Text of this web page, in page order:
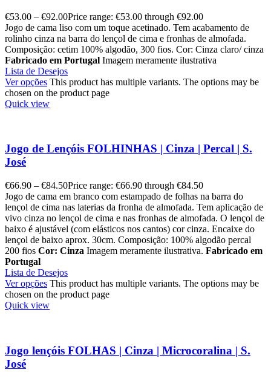
€53.00 – €92.00Price range: €53.00 through €92.00
Jogo de cama liso com um toque acetinado. Tem acabamento de
rolinho cinza na barra do lençol de cima e fronhas de almofada.
Composição: cetim 100% algodão, 300 fios. Cor: Cinza claro/ cinza
Fabricado em Portugal Imagem meramente ilustrativa
Lista de Desejos
Ver opções This product has multiple variants. The options may be
chosen on the product page
Quick view
Jogo de Lençóis FOLHINHAS | Cinza | Percal | S.
José
€66.90 – €84.50Price range: €66.90 through €84.50
Jogo de cama em branco com estampado de folhas na barra do
lençol de cima nas laterias da fronha de almofada. Tem aplicação de
vivo cinza no lençol de cima e nas fronhas de almofada. O lençol de
baixo é ajustável (com elásticos nos cantos) cor cinza. Encaixe do
lençol de baixo aprox. 30cm. Composição: 100% algodão percal
200 fios Cor: Cinza Imagem meramente ilustrativa. Fabricado em
Portugal
Lista de Desejos
Ver opções This product has multiple variants. The options may be
chosen on the product page
Quick view
Jogo lençóis FOLHAS | Cinza | Microcoralina | S.
José